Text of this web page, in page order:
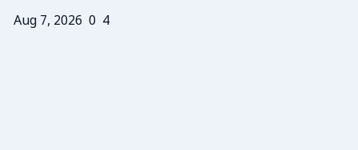
Aug 7, 2026 0 4